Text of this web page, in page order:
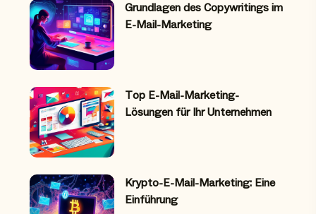
Grundlagen des Copywritings im
E-Mail-Marketing
Top E-Mail-Marketing-
Lösungen für Ihr Unternehmen
Krypto-E-Mail-Marketing: Eine
Einführung